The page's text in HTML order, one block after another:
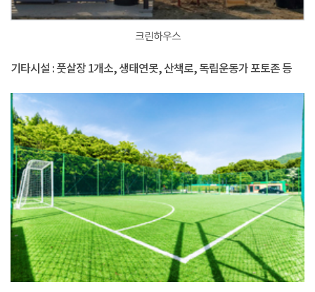
크린하우스
기타시설 : 풋살장 1개소, 생태연못, 산책로, 독립운동가 포토존 등